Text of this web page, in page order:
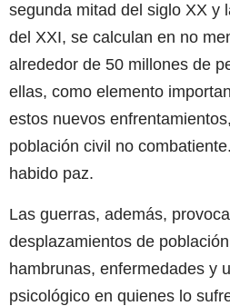
segunda mitad del siglo XX y
del XXI, se calculan en no
alrededor de 50 millones de
ellas, como elemento
estos nuevos
población civil no
habido paz.
Las guerras, además,
desplazamientos de
hambrunas, enfermedades y
psicológico en quienes lo